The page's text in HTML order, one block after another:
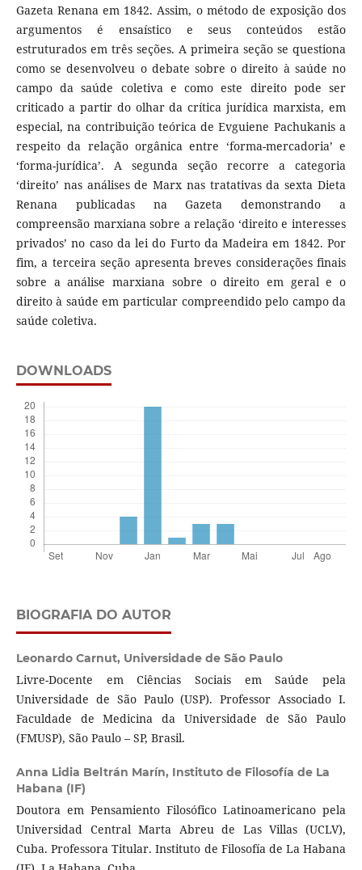
Gazeta Renana em 1842. Assim, o método de exposição dos
argumentos é ensaístico e seus conteúdos estão
estruturados em três seções. A primeira seção se questiona
como se desenvolveu o debate sobre o direito à saúde no
campo da saúde coletiva e como este direito pode ser
criticado a partir do olhar da crítica jurídica marxista, em
especial, na contribuição teórica de Evguiene Pachukanis a
respeito da relação orgânica entre ‘forma-mercadoria’ e
‘forma-jurídica’. A segunda seção recorre a categoria
‘direito’ nas análises de Marx nas tratativas da sexta Dieta
Renana publicadas na Gazeta demonstrando a
compreensão marxiana sobre a relação ‘direito e interesses
privados’ no caso da lei do Furto da Madeira em 1842. Por
fim, a terceira seção apresenta breves considerações finais
sobre a análise marxiana sobre o direito em geral e o
direito à saúde em particular compreendido pelo campo da
saúde coletiva.
DOWNLOADS
BIOGRAFIA DO AUTOR
Leonardo Carnut, Universidade de São Paulo
Livre-Docente em Ciências Sociais em Saúde pela
Universidade de São Paulo (USP). Professor Associado I.
Faculdade de Medicina da Universidade de São Paulo
(FMUSP), São Paulo – SP, Brasil.
Anna Lidia Beltrán Marín, Instituto de Filosofía de La
Habana (IF)
Doutora em Pensamiento Filosófico Latinoamericano pela
Universidad Central Marta Abreu de Las Villas (UCLV),
Cuba. Professora Titular. Instituto de Filosofía de La Habana